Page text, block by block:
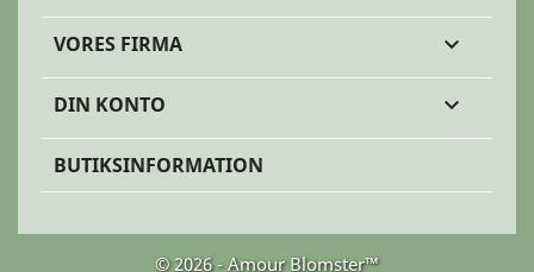
VORES FIRMA 
DIN KONTO 
BUTIKSINFORMATION
© 2026 - Amour Blomster™